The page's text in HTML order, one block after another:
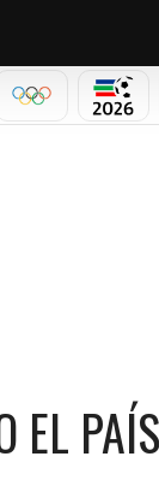
OLÍMPICOS
EL